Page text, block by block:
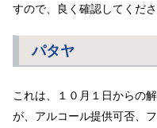
すので、良く確認してくださ
パタヤ
これは、１０月１日からの
が、アルコール提供可否、